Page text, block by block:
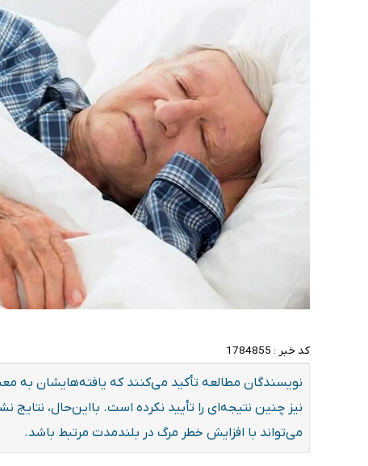
کد خبر : 1784855
نویسندگان مطالعه تأکید می‌کنند که یافته‌هایشان
نیز چنین نتیجه‌ای را تأیید نکرده است. بااین‌حال،
می‌تواند با افزایش خطر مرگ در بلندمدت مرتبط باشد.